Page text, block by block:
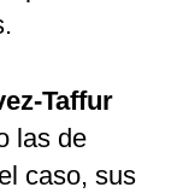
Taffur
las de
caso, sus